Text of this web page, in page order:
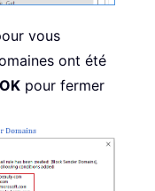
vous
ont été
OK pour fermer